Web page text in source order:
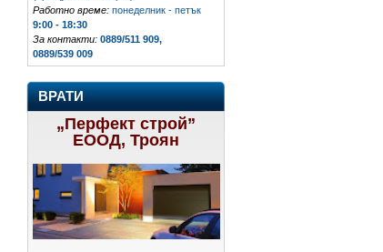
Работно време: понеделник - петък
9:00 - 18:30
За контакти: 0889/511 909,
0889/539 009
ВРАТИ
„Перфект строй”
ЕООД, Троян